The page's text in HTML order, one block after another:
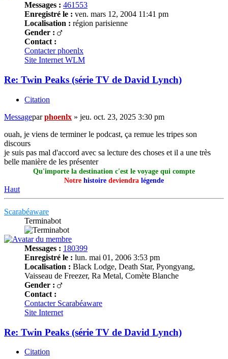
Messages : 461553
Enregistré le : ven. mars 12, 2004 11:41 pm
Localisation : région parisienne
Gender :
Contact :
Contacter phoenlx
Site Internet WLM
Re: Twin Peaks (série TV de David Lynch)
Citation
Messageparphoenlx » jeu. oct. 23, 2025 3:30 pm
ouah, je viens de terminer le podcast, ça remue les tripes son
discours
je suis pas mal d'accord avec sa lecture des choses et il a une très
belle manière de les présenter
Qu'importe la destination c'est le voyage qui compte
Notre histoire deviendra légende
Haut
Scarabéaware
Terminabot
Messages : 180399
Enregistré le : lun. mai 01, 2006 3:53 pm
Localisation : Black Lodge, Death Star, Pyongyang,
Vaisseau de Freezer, Ra Metal, Comète Blanche
Gender :
Contact :
Contacter Scarabéaware
Site Internet
Re: Twin Peaks (série TV de David Lynch)
Citation